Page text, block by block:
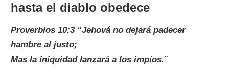
hasta el diablo obedece
Proverbios 10:3 “Jehová no dejará padecer
hambre al justo;
Mas la iniquidad lanzará a los impíos.¨